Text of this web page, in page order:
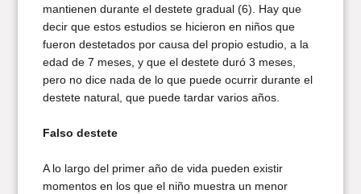
mantienen durante el destete gradual (6). Hay que
decir que estos estudios se hicieron en niños que
fueron destetados por causa del propio estudio, a la
edad de 7 meses, y que el destete duró 3 meses,
pero no dice nada de lo que puede ocurrir durante el
destete natural, que puede tardar varios años.
Falso destete
A lo largo del primer año de vida pueden existir
momentos en los que el niño muestra un menor